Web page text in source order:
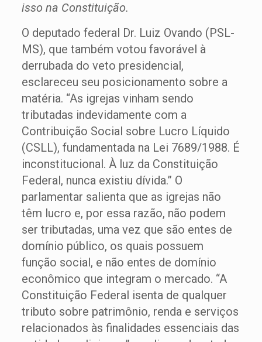
isso na Constituição.
O deputado federal Dr. Luiz Ovando (PSL-
MS), que também votou favorável à
derrubada do veto presidencial,
esclareceu seu posicionamento sobre a
matéria. “As igrejas vinham sendo
tributadas indevidamente com a
Contribuição Social sobre Lucro Líquido
(CSLL), fundamentada na Lei 7689/1988. É
inconstitucional. À luz da Constituição
Federal, nunca existiu dívida.” O
parlamentar salienta que as igrejas não
têm lucro e, por essa razão, não podem
ser tributadas, uma vez que são entes de
domínio público, os quais possuem
função social, e não entes de domínio
econômico que integram o mercado. “A
Constituição Federal isenta de qualquer
tributo sobre patrimônio, renda e serviços
relacionados às finalidades essenciais das